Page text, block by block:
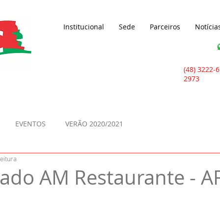
Institucional Sede Parceiros
(48) 3222-
2973
EVENTOS VERÃO 2020/2021
AM Restaurante -